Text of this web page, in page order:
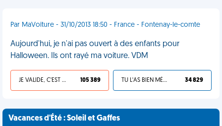
Par MaVoiture - 31/10/2013 18:50 - France - Fontenay-le-comte
Aujourd'hui, je n'ai pas ouvert à des enfants pour
Halloween. Ils ont rayé ma voiture. VDM
JE VALIDE, C'EST UNE VDM 105 389 TU L'AS BIEN MÉRITÉ 34 829
Vacances d'Été : Soleil et Gaffes